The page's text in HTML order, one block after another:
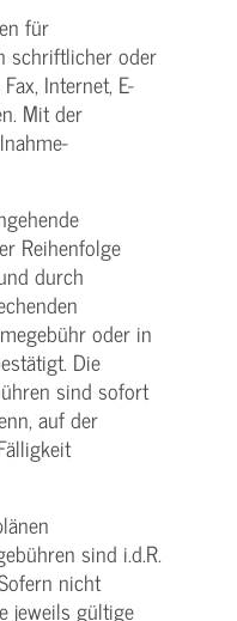
für
schriftlicher oder
Internet, E-
Mit der
Reihenfolge
durch
oder in
Die
sind sofort
auf der
sind i.d.R.
nicht
jeweils gültige